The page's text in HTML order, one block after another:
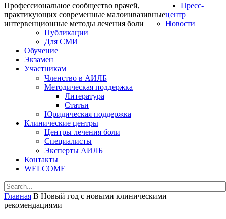
Профессиональное сообщество врачей,
практикующих современные малоинвазивные
интервенционные методы лечения боли
Пресс-
центр
Новости
Публикации
Для СМИ
Обучение
Экзамен
Участникам
Членство в АИЛБ
Методическая поддержка
Литература
Статьи
Юридическая поддержка
Клинические центры
Центры лечения боли
Специалисты
Эксперты АИЛБ
Контакты
WELCOME
Главная В Новый год с новыми клиническими
рекомендациями